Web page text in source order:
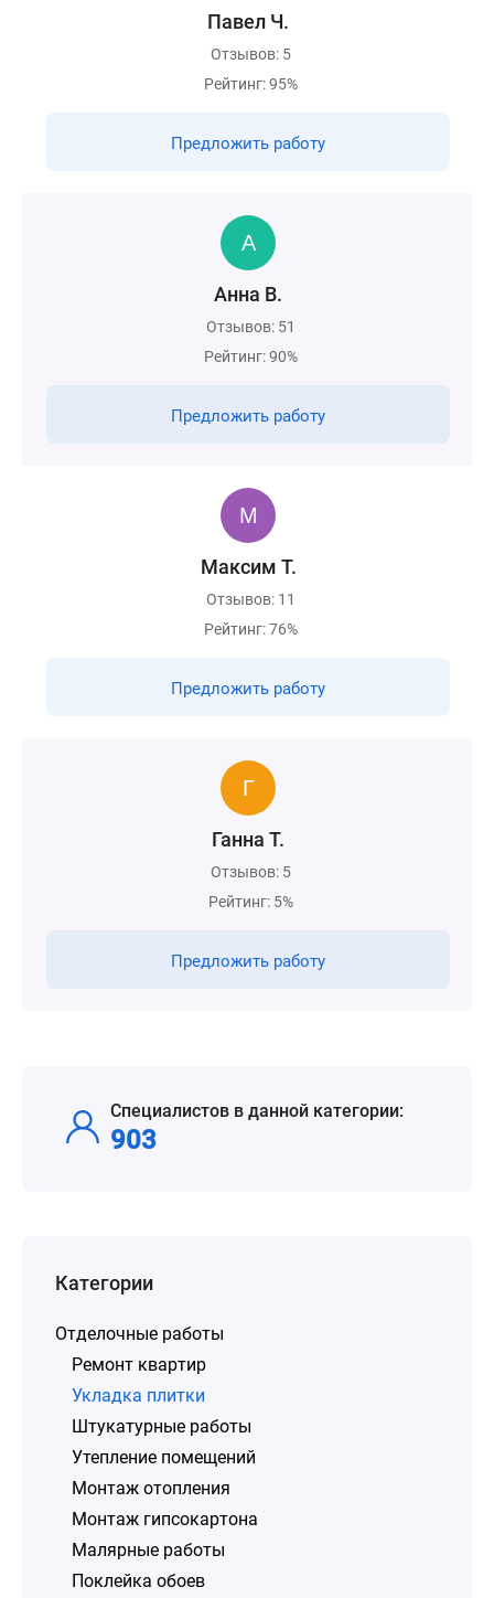
Павел Ч.
Отзывов: 5
Рейтинг: 95%
Предложить работу
Анна В.
Отзывов: 51
Рейтинг: 90%
Предложить работу
Максим Т.
Отзывов: 11
Рейтинг: 76%
Предложить работу
Ганна Т.
Отзывов: 5
Рейтинг: 5%
Предложить работу
Специалистов в данной категории:
903
Категории
Отделочные работы
Ремонт квартир
Укладка плитки
Штукатурные работы
Утепление помещений
Монтаж отопления
Монтаж гипсокартона
Малярные работы
Поклейка обоев